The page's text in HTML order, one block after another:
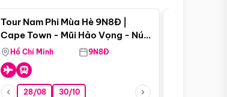
Tour Nam Phi Mùa Hè 9N8Đ |
Cape Town - Mũi Hảo Vọng - Núi
Bàn - Johannesburg - Pretoria -
Safari - Lodge
Hồ Chí Minh 9N8Đ
28/08 30/10